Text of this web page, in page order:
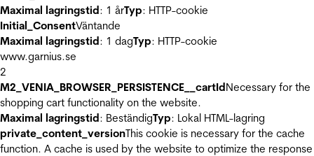
Maximal lagringstid: 1 årTyp: HTTP-cookie
Initial_ConsentVäntande
Maximal lagringstid: 1 dagTyp: HTTP-cookie
www.garnius.se
2
M2_VENIA_BROWSER_PERSISTENCE__cartIdNecessary for the
shopping cart functionality on the website.
Maximal lagringstid: BeständigTyp: Lokal HTML-lagring
private_content_versionThis cookie is necessary for the cache
function. A cache is used by the website to optimize the